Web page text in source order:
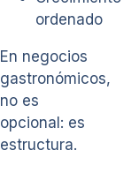
ordenado
En negocios
gastronómicos,
no es
opcional: es
estructura.